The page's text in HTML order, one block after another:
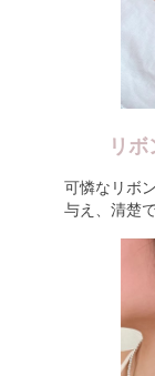
リ
可憐なリボ
与え、清楚